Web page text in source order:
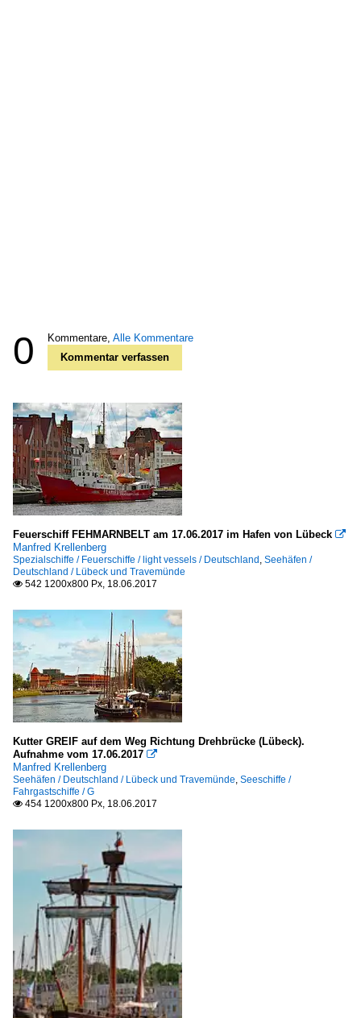
0 Kommentare, Alle Kommentare
Kommentar verfassen
Feuerschiff FEHMARNBELT am 17.06.2017 im Hafen von Lübeck 
Manfred Krellenberg
Spezialschiffe / Feuerschiffe / light vessels / Deutschland , Seehäfen /
Deutschland / Lübeck und Travemünde
 542 1200x800 Px, 18.06.2017
Kutter GREIF auf dem Weg Richtung Drehbrücke (Lübeck).
Aufnahme vom 17.06.2017 
Manfred Krellenberg
Seehäfen / Deutschland / Lübeck und Travemünde, Seeschiffe /
Fahrgastschiffe / G
 454 1200x800 Px, 18.06.2017